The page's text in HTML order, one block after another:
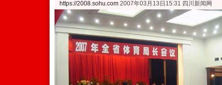
https://2008.sohu.com 2007年03月13日15:31 四川新闻网